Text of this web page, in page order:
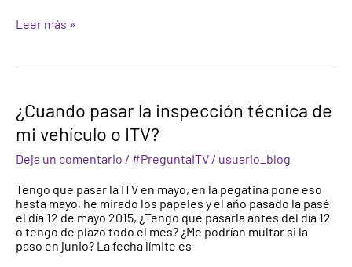
Leer más »
¿Cuando pasar la inspección técnica de
mi vehículo o ITV?
Deja un comentario / #PreguntaITV / usuario_blog
Tengo que pasar la ITV en mayo, en la pegatina pone eso
hasta mayo, he mirado los papeles y el año pasado la pasé
el día 12 de mayo 2015, ¿Tengo que pasarla antes del día 12
o tengo de plazo todo el mes? ¿Me podrían multar si la
paso en junio? La fecha límite es
¿Cuando
pasar
la
técnica
mi
vehículo
o
ITV?